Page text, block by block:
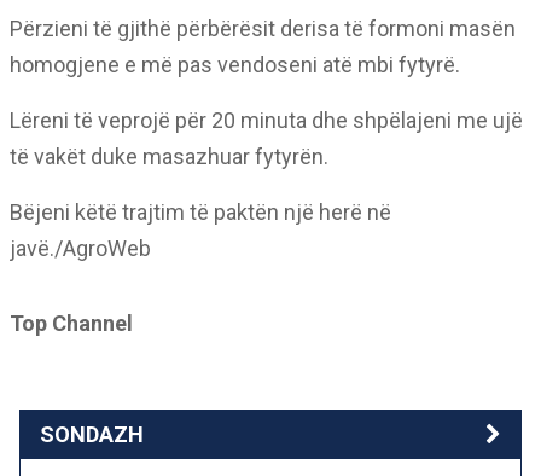
Përzieni të gjithë përbërësit derisa të formoni masën
homogjene e më pas vendoseni atë mbi fytyrë.
Lëreni të veprojë për 20 minuta dhe shpëlajeni me ujë
të vakët duke masazhuar fytyrën.
Bëjeni këtë trajtim të paktën një herë në
javë./AgroWeb
Top Channel
SONDAZH